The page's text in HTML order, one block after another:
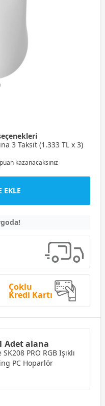
3 Taksit (1.333 TL x 3)
kazanacaksınız
EKLE
Çoklu
Kredi Kartı
Adet alana
PRO RGB Işıklı
PC Hoparlör